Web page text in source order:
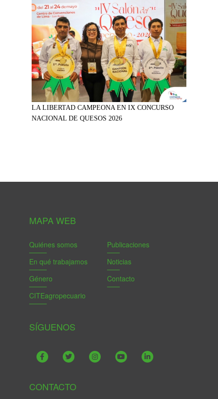
LA LIBERTAD CAMPEONA EN IX CONCURSO
NACIONAL DE QUESOS 2026
MAPA WEB
Quiénes somos
En qué trabajamos
Género
CITEagropecuario
Publicaciones
Noticias
Contacto
SÍGUENOS
CONTACTO